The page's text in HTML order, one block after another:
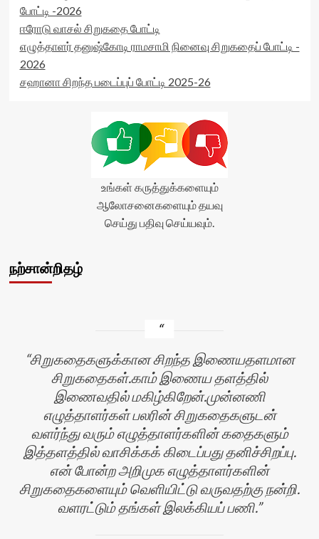
போட்டி -2026
ஈரோடு வாசல் சிறுகதை போட்டி
எழுத்தாளர் தனுஷ்கோடி ராமசாமி நினைவு சிறுகதைப் போட்டி -
2026
சஹானா சிறந்த படைப்புப் போட்டி 2025-26
உங்கள் கருத்துக்களையும்
ஆலோசனைகளையும் தயவு
செய்து பதிவு செய்யவும்.
நற்சான்றிதழ்
சிறுகதைகளுக்கான சிறந்த இணையதளமான
சிறுகதைகள்.காம் இணைய தளத்தில்
இணைவதில் மகிழ்கிறேன்.முன்னணி
எழுத்தாளர்கள் பலரின் சிறுகதைகளுடன்
வளர்ந்து வரும் எழுத்தாளர்களின் கதைகளும்
இத்தளத்தில் வாசிக்கக் கிடைப்பது தனிச்சிறப்பு.
என் போன்ற அறிமுக எழுத்தாளர்களின்
சிறுகதைகளையும் வெளியிட்டு வருவதற்கு நன்றி.
வளரட்டும் தங்கள் இலக்கியப் பணி.